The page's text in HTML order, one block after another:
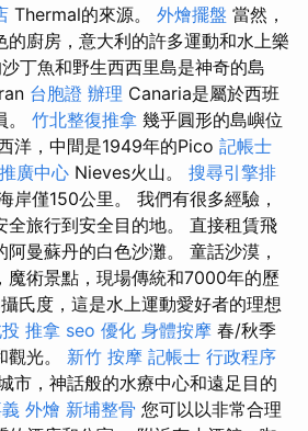
Thermal的來源。 外燴擺盤 當然，
的廚房，意大利的許多運動和水上樂
丁魚和野生西西里島是神奇的島
台胞證 辦理 Canaria是屬於西班
。 竹北整復推拿 幾乎圓形的島嶼位
洋，中間是1949年的Pico 記帳士
廣中心 Nieves火山。 搜尋引擎排
岸僅150公里。 我們有很多經驗，
全旅行到安全目的地。 直接租賃飛
曼蘇丹的白色沙灘。 童話沙漠，
魔術景點，現場傳統和7000年的歷
氏度，這是水上運動愛好者的理想
推拿 seo 優化 身體按摩 春/秋季
觀光。 新竹 按摩 記帳士 行政程序
市，神話般的水療中心和遠足目的
外燴 新埔整骨 您可以以非常合理